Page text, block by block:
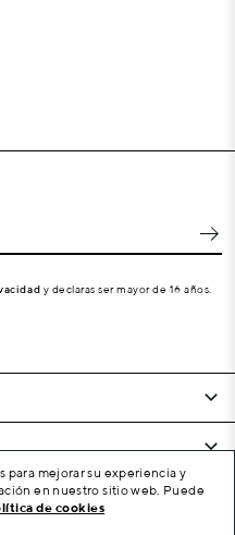
y declaras ser mayor de 16 años.
para mejorar su experiencia y
en nuestro sitio web. Puede
de cookies